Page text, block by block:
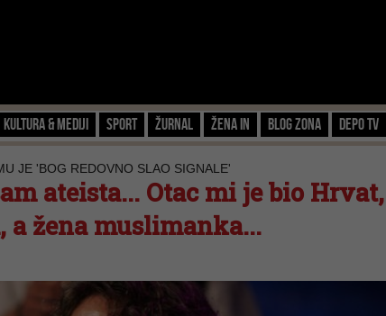
Kultura & Mediji Sport Žurnal Žena IN Blog zona Depo TV
JE 'BOG REDOVNO SLAO SIGNALE'
ateista... Otac mi je bio Hrvat,
žena muslimanka...